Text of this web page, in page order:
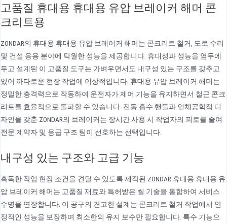
고품질 휴대용 휴대용 유압 브레이커 해머 콘
크리트용
ZONDAR의 휴대용 휴대용 유압 브레이커 해머는 콘크리트 철거, 도로 수리
및 건설 응용 분야에 탁월한 성능을 제공합니다. 휴대성과 성능을 염두에
두고 설계된 이 고품질 도구는 가벼우면서도 내구성 있는 구조를 갖추고
있어 까다로운 현장 작업에 이상적입니다. 휴대용 유압 브레이커 해머는
정밀한 충격력으로 작동하여 운전자가 제어 기능을 유지하면서 철근 콘크
리트를 효율적으로 돌파할 수 있습니다. 진동 흡수 핸들과 인체공학적 디
자인을 갖춘 ZONDAR의 브레이커는 장시간 사용 시 작업자의 피로를 줄여
전문 계약자 및 응급 구조 팀이 선호하는 선택입니다.
내구성 있는 구조와 고급 기능
혹독한 작업 현장 조건을 견딜 수 있도록 제작된 ZONDAR 휴대용 휴대용 유
압 브레이커 해머는 고품질 재료와 특허받은 씰 기술을 통합하여 서비스
수명을 연장합니다. 이 공구의 견고한 설계는 콘크리트 철거 작업에서 안
정적인 성능을 보장하며 최소한의 유지 보수만 필요합니다. 특수 기능으